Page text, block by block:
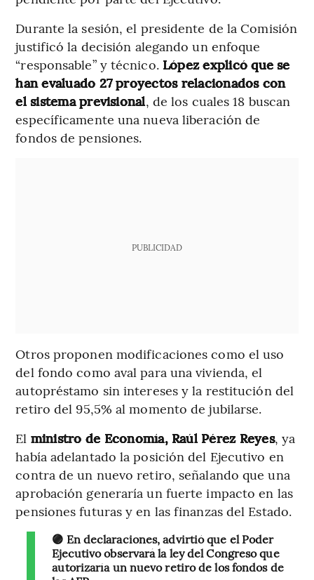
Durante la sesión, el presidente de la Comisión
justificó la decisión alegando un enfoque
“responsable” y técnico. López explicó que se
han evaluado 27 proyectos relacionados con
el sistema previsional, de los cuales 18 buscan
específicamente una nueva liberación de
fondos de pensiones.
PUBLICIDAD
Otros proponen modificaciones como el uso
del fondo como aval para una vivienda, el
autopréstamo sin intereses y la restitución del
retiro del 95,5% al momento de jubilarse.
El ministro de Economía, Raúl Pérez Reyes, ya
había adelantado la posición del Ejecutivo en
contra de un nuevo retiro, señalando que una
aprobación generaría un fuerte impacto en las
pensiones futuras y en las finanzas del Estado.
🟣 En declaraciones, advirtió que el Poder
Ejecutivo observará la ley del Congreso que
autorizaría un nuevo retiro de los fondos de